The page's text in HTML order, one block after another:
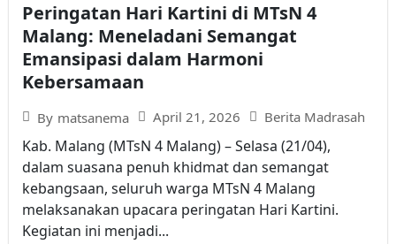
Peringatan Hari Kartini di MTsN 4
Malang: Meneladani Semangat
Emansipasi dalam Harmoni
Kebersamaan
By matsanema April 21, 2026 Berita Madrasah
Kab. Malang (MTsN 4 Malang) – Selasa (21/04),
dalam suasana penuh khidmat dan semangat
kebangsaan, seluruh warga MTsN 4 Malang
melaksanakan upacara peringatan Hari Kartini.
Kegiatan ini menjadi...